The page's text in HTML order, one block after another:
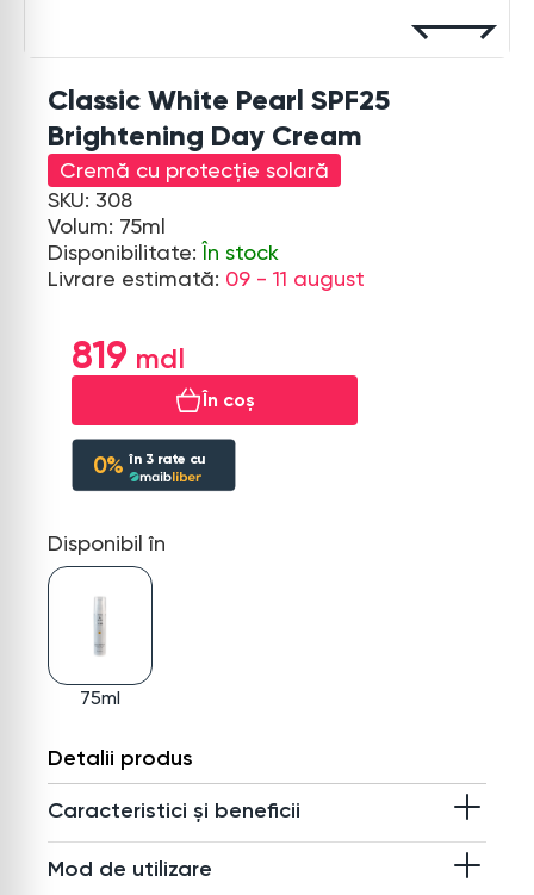
Classic White Pearl SPF25
Brightening Day Cream
Cremă cu protecție solară
SKU: 308
Volum: 75ml
Disponibilitate:În stock
Livrare estimată: 09 - 11 august
819
În coș
0% în 3rate cu
Disponibil în
75ml
Detalii produs
Caracteristici și beneficii
Mod de utilizare